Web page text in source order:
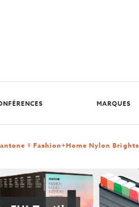
MARQUES
® Fashion+Home Nylon Brights